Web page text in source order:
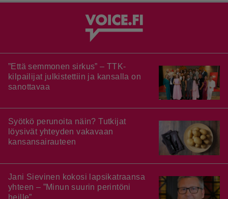
”Että semmonen sirkus” – TTK-
kilpailijat julkistettiin ja kansalla on
sanottavaa
Syötkö perunoita näin? Tutkijat
löysivät yhteyden vakavaan
kansansairauteen
Jani Sievinen kokosi lapsikatraansa
yhteen – ”Minun suurin perintöni
heille”